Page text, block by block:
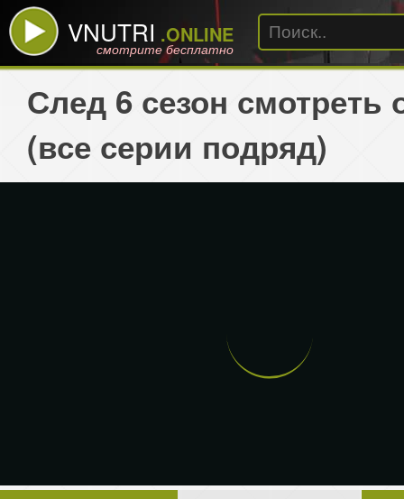
VNUTRI .ONLINE
смотрите бесплатно
След 6 сезон смотреть
(все серии подряд)